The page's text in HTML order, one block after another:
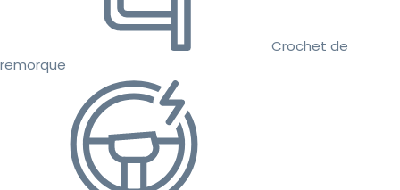
Crochet de
remorque